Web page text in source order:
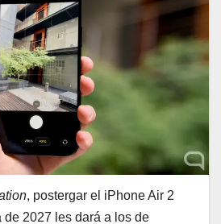
, postergar el iPhone Air 2
de 2027 les dará a los de